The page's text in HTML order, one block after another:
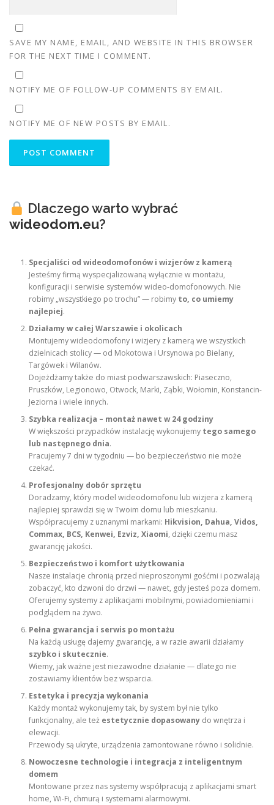
SAVE MY NAME, EMAIL, AND WEBSITE IN THIS BROWSER
FOR THE NEXT TIME I COMMENT.
NOTIFY ME OF FOLLOW-UP COMMENTS BY EMAIL.
NOTIFY ME OF NEW POSTS BY EMAIL.
Dlaczego warto wybrać
wideodom.eu?
Specjaliści od wideodomofonów i wizjerów z kamerą
Jesteśmy firmą wyspecjalizowaną wyłącznie w montażu,
konfiguracji i serwisie systemów wideo-domofonowych. Nie
robimy „wszystkiego po trochu” — robimy to, co umiemy
najlepiej.
Działamy w całej Warszawie i okolicach
Montujemy wideodomofony i wizjery z kamerą we wszystkich
dzielnicach stolicy — od Mokotowa i Ursynowa po Bielany,
Targówek i Wilanów.
Dojeżdżamy także do miast podwarszawskich: Piaseczno,
Pruszków, Legionowo, Otwock, Marki, Ząbki, Wołomin, Konstancin-
Jeziorna i wiele innych.
Szybka realizacja – montaż nawet w 24 godziny
W większości przypadków instalację wykonujemy tego samego
lub następnego dnia.
Pracujemy 7 dni w tygodniu — bo bezpieczeństwo nie może
czekać.
Profesjonalny dobór sprzętu
Doradzamy, który model wideodomofonu lub wizjera z kamerą
najlepiej sprawdzi się w Twoim domu lub mieszkaniu.
Współpracujemy z uznanymi markami: Hikvision, Dahua, Vidos,
Commax, BCS, Kenwei, Ezviz, Xiaomi, dzięki czemu masz
gwarancję jakości.
Bezpieczeństwo i komfort użytkowania
Nasze instalacje chronią przed nieproszonymi gośćmi i pozwalają
zobaczyć, kto dzwoni do drzwi — nawet, gdy jesteś poza domem.
Oferujemy systemy z aplikacjami mobilnymi, powiadomieniami i
podglądem na żywo.
Pełna gwarancja i serwis po montażu
Na każdą usługę dajemy gwarancję, a w razie awarii działamy
szybko i skutecznie.
Wiemy, jak ważne jest niezawodne działanie — dlatego nie
zostawiamy klientów bez wsparcia.
Estetyka i precyzja wykonania
Każdy montaż wykonujemy tak, by system był nie tylko
funkcjonalny, ale też estetycznie dopasowany do wnętrza i
elewacji.
Przewody są ukryte, urządzenia zamontowane równo i solidnie.
Nowoczesne technologie i integracja z inteligentnym
domem
Montowane przez nas systemy współpracują z aplikacjami smart
home, Wi-Fi, chmurą i systemami alarmowymi.